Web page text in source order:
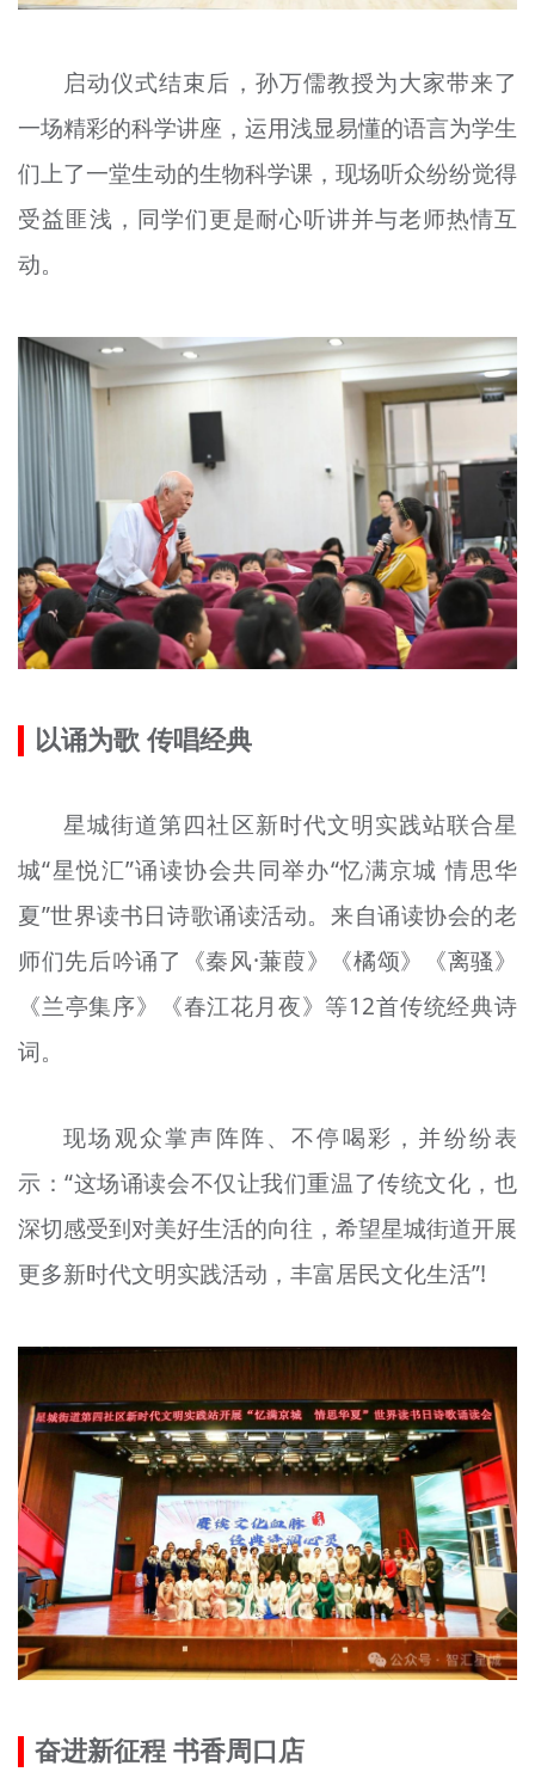
启动仪式结束后，孙万儒教授为大家带来了
一场精彩的科学讲座，运用浅显易懂的语言为学生
们上了一堂生动的生物科学课，现场听众纷纷觉得
受益匪浅，同学们更是耐心听讲并与老师热情互
动。
以诵为歌 传唱经典
星城街道第四社区新时代文明实践站联合星
城“星悦汇”诵读协会共同举办“忆满京城 情思华
夏”世界读书日诗歌诵读活动。来自诵读协会的老
师们先后吟诵了《秦风·蒹葭》《橘颂》《离骚》
《兰亭集序》《春江花月夜》等12首传统经典诗
词。
现场观众掌声阵阵、不停喝彩，并纷纷表
示：“这场诵读会不仅让我们重温了传统文化，也
深切感受到对美好生活的向往，希望星城街道开展
更多新时代文明实践活动，丰富居民文化生活”!
奋进新征程 书香周口店